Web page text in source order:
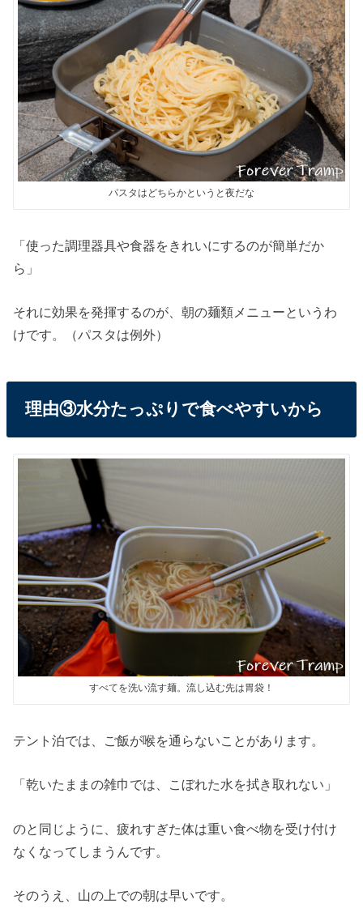
パスタはどちらかというと夜だな
「使った調理器具や食器をきれいにするのが簡単だか
ら」
それに効果を発揮するのが、朝の麺類メニューというわ
けです。（パスタは例外）
理由③水分たっぷりで食べやすいから
すべてを洗い流す麺。流し込む先は胃袋！
テント泊では、ご飯が喉を通らないことがあります。
「乾いたままの雑巾では、こぼれた水を拭き取れない」
のと同じように、疲れすぎた体は重い食べ物を受け付け
なくなってしまうんです。
そのうえ、山の上での朝は早いです。